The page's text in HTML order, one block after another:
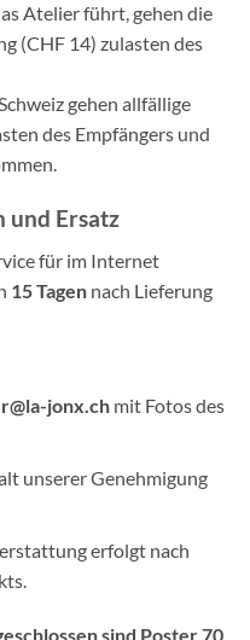
Atelier führt, gehen die
(CHF 14) zulasten des
gehen allfällige
des Empfängers und
und Ersatz
für im Internet
15 Tagen nach Lieferung
jonx.ch mit Fotos des
unserer Genehmigung
erfolgt nach
sind Poster 70